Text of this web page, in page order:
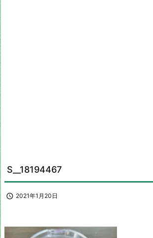
S__18194467
 2021年1月20日